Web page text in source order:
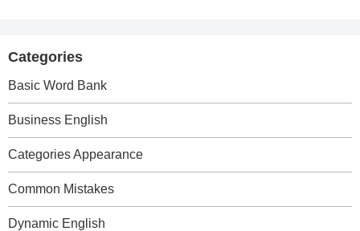
Categories
Basic Word Bank
Business English
Categories Appearance
Common Mistakes
Dynamic English